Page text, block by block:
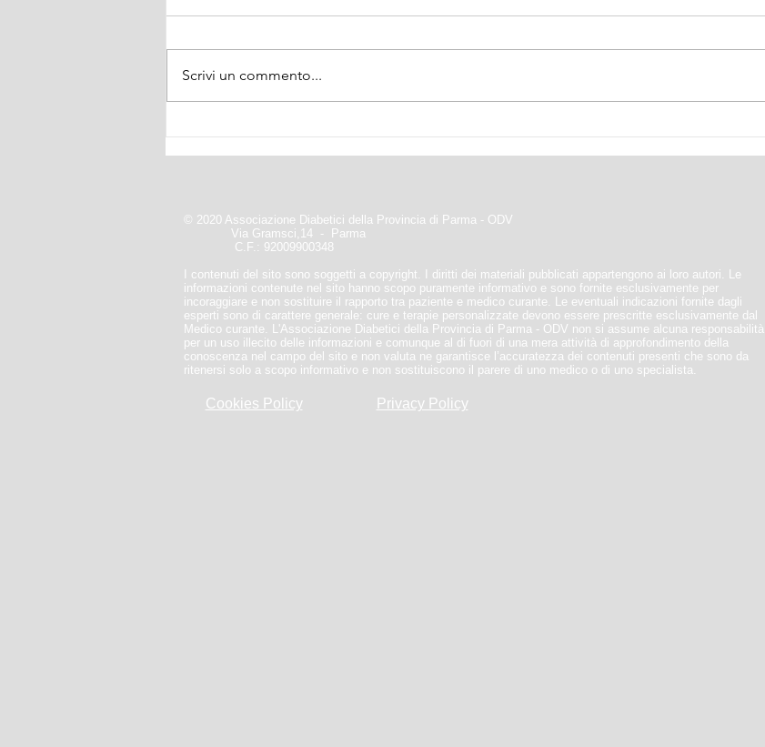
Dona il tuo 5xmille
Auguri di Buone Feste
Scrivi un commento...
© 2020 Associazione Diabetici della Provincia di Parma - ODV
Via Gramsci,14 - Parma
C.F.: 92009900348
I contenuti del sito sono soggetti a copyright. I diritti dei materiali pubblicati appartengono ai loro autori. Le
informazioni contenute nel sito hanno scopo puramente informativo e sono fornite esclusivamente per
incoraggiare e non sostituire il rapporto tra paziente e medico curante. Le eventuali indicazioni fornite dagli
esperti sono di carattere generale: cure e terapie personalizzate devono essere prescritte esclusivamente dal
Medico curante. L'Associazione Diabetici della Provincia di Parma - ODV non si assume alcuna responsabilità
per un uso illecito delle informazioni e comunque al di fuori di una mera attività di approfondimento della
conoscenza nel campo del sito e non valuta ne garantisce l’accuratezza dei contenuti presenti che sono da
ritenersi solo a scopo informativo e non sostituiscono il parere di uno medico o di uno specialista.
Cookies Policy Privacy Policy